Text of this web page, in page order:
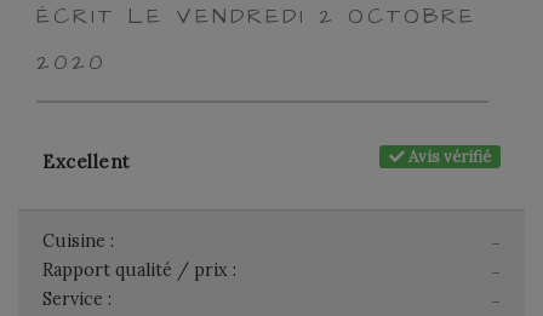
ÉCRIT LE VENDREDI 2 OCTOBRE
2020
Avis vérifié
Excellent
-
Cuisine :
-
Rapport qualité / prix :
-
Service :